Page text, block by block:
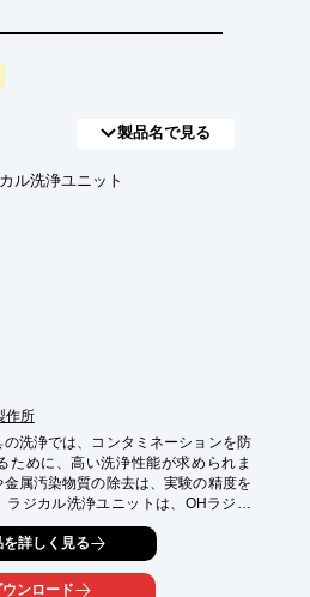
製品名で見る
ル洗浄ユニット
作所
洗浄では、コンタミネーションを防
ために、高い洗浄性能が求められま
属汚染物質の除去は、実験の精度を
ラジカル洗浄ユニットは、OHラジカ
の課題に対応します。
を詳しく見る
ウンロード